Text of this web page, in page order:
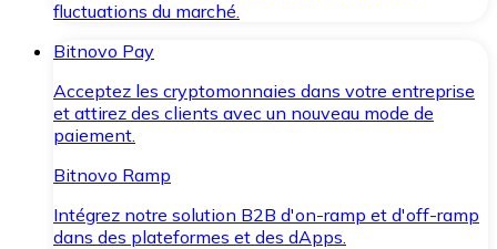
fluctuations du marché.
Bitnovo Pay
Acceptez les cryptomonnaies dans votre entreprise
et attirez des clients avec un nouveau mode de
paiement.
Bitnovo Ramp
Intégrez notre solution B2B d'on-ramp et d'off-ramp
dans des plateformes et des dApps.